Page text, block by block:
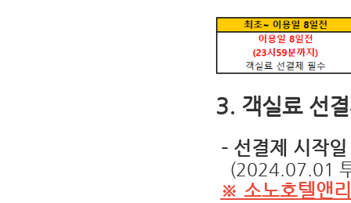
3. 객실료 선
- 선결제 시작
(2024.07.01
※ 소노호텔앤